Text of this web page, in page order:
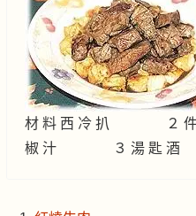
材 料 西 冷 扒 ２
椒 汁 ３ 湯 匙